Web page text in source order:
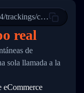
03-06 15:28:00",
"Shipment
trackings/create
real
de
sola llamada a la
eCommerce